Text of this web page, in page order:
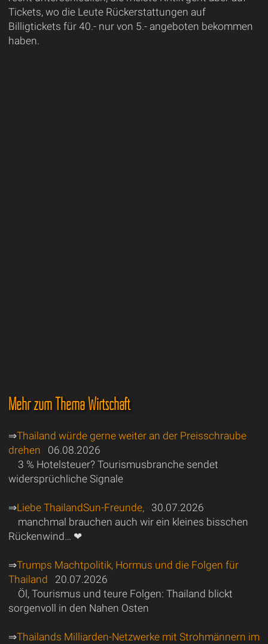
Tickets, wo die Leute Rückerstattungen auf
Billigtickets für 40.- nur von 5.- angeboten bekommen
haben.
Mehr zum Thema Wirtschaft
⇒Thailand würde gerne weiter an der Preisschraube
drehen 06.08.2026
3 % Hotelsteuer? Tourismusbranche sendet
widersprüchliche Signale
⇒Liebe ThailandSun-Freunde,30.07.2026
manchmal brauchen auch wir ein kleines bisschen
Rückenwind… ❤
⇒Trumps Machtpolitik, Hormus und die Folgen für
Thailand 20.07.2026
Öl, Tourismus und teure Folgen: Thailand blickt
sorgenvoll in den Nahen Osten
⇒Thailands Milliarden-Netzwerke mit Strohmännern im